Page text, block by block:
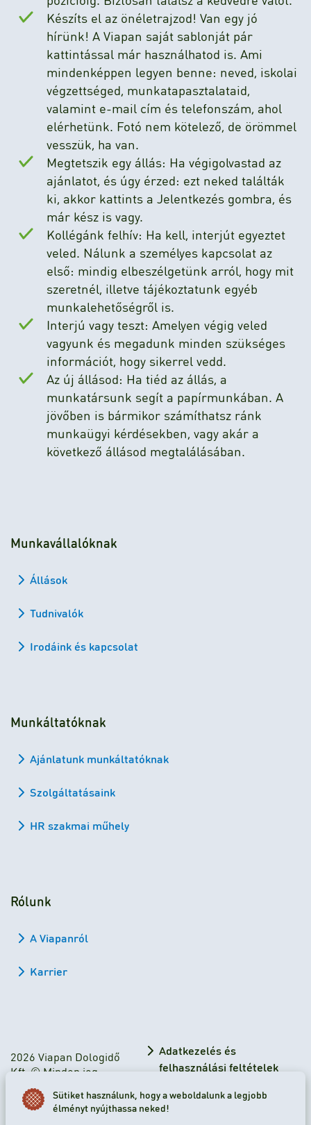
Készíts el az önéletrajzod! Van egy jó
hírünk! A Viapan saját sablonját pár
kattintással már használhatod is. Ami
mindenképpen legyen benne: neved, iskolai
végzettséged, munkatapasztalataid,
valamint e-mail cím és telefonszám, ahol
elérhetünk. Fotó nem kötelező, de örömmel
vesszük, ha van.
Megtetszik egy állás: Ha végigolvastad az
ajánlatot, és úgy érzed: ezt neked találták
ki, akkor kattints a Jelentkezés gombra, és
már kész is vagy.
Kollégánk felhív: Ha kell, interjút egyeztet
veled. Nálunk a személyes kapcsolat az
első: mindig elbeszélgetünk arról, hogy mit
szeretnél, illetve tájékoztatunk egyéb
munkalehetőségről is.
Interjú vagy teszt: Amelyen végig veled
vagyunk és megadunk minden szükséges
információt, hogy sikerrel vedd.
Az új állásod: Ha tiéd az állás, a
munkatársunk segít a papírmunkában. A
jövőben is bármikor számíthatsz ránk
munkaügyi kérdésekben, vagy akár a
következő állásod megtalálásában.
Munkavállalóknak
Állások
Tudnivalók
Irodáink és kapcsolat
Munkáltatóknak
Ajánlatunk munkáltatóknak
Szolgáltatásaink
HR szakmai műhely
Rólunk
A Viapanról
Karrier
2026 Viapan Dologidő
Kft. © Minden jog
fenntartva.
Adatkezelés és
felhasználási feltételek
Adatkezelési tájékoztató
Sütiket használunk, hogy a weboldalunk a legjobb
élményt nyújthassa neked!